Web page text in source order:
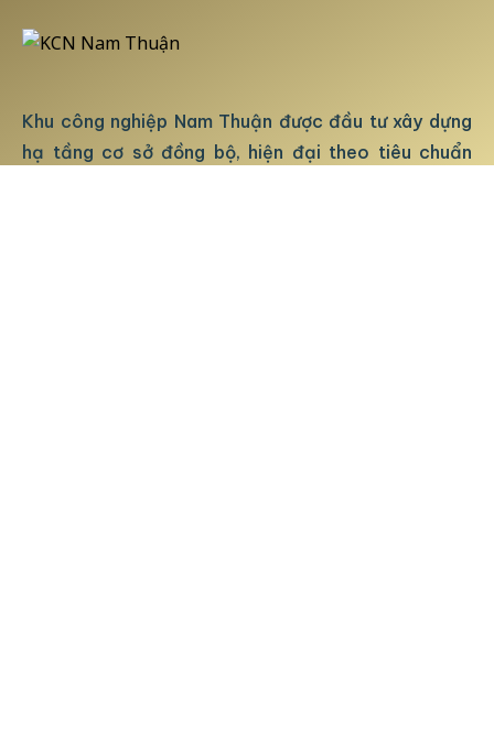
Khu công nghiệp Nam Thuận được đầu tư xây dựng
hạ tầng cơ sở đồng bộ, hiện đại theo tiêu chuẩn